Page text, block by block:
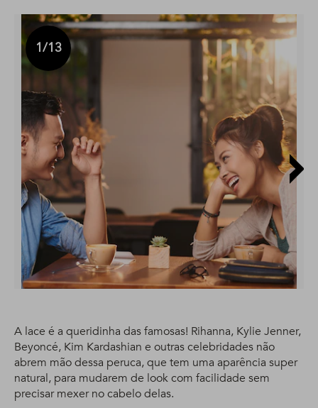
1/13
A lace é a queridinha das famosas! Rihanna, Kylie Jenner,
Beyoncé, Kim Kardashian e outras celebridades não
abrem mão dessa peruca, que tem uma aparência super
natural, para mudarem de look com facilidade sem
precisar mexer no cabelo delas.